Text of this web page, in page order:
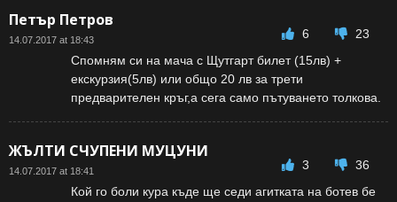
Петър Петров
14.07.2017 at 18:43 6
23
Спомням си на мача с Щутгарт билет (15лв) +
екскурзия(5лв) или общо 20 лв за трети
предварителен кръг,а сега само пътуването толкова.
ЖЪЛТИ СЧУПЕНИ МУЦУНИ
14.07.2017 at 18:41 3
36
Кой го боли кура къде ще седи агитката на ботев бе